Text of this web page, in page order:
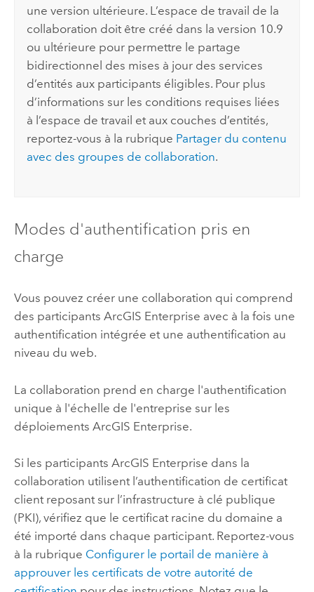
une version ultérieure. L’espace de travail de la
collaboration doit être créé dans la version 10.9
ou ultérieure pour permettre le partage
bidirectionnel des mises à jour des services
d’entités aux participants éligibles. Pour plus
d’informations sur les conditions requises liées
à l’espace de travail et aux couches d’entités,
reportez-vous à la rubrique Partager du contenu
avec des groupes de collaboration.
Modes d'authentification pris en
charge
Vous pouvez créer une collaboration qui comprend
des participants ArcGIS Enterprise avec à la fois une
authentification intégrée et une authentification au
niveau du web.
La collaboration prend en charge l'authentification
unique à l'échelle de l'entreprise sur les
déploiements ArcGIS Enterprise.
Si les participants ArcGIS Enterprise dans la
collaboration utilisent l’authentification de certificat
client reposant sur l’infrastructure à clé publique
(PKI), vérifiez que le certificat racine du domaine a
été importé dans chaque participant. Reportez-vous
à la rubrique Configurer le portail de manière à
approuver les certificats de votre autorité de